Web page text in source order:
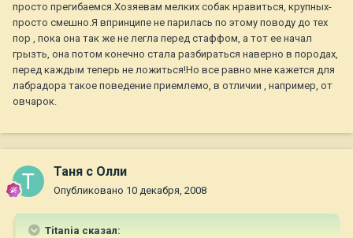
просто прегибаемся.Хозяевам мелких собак нравиться, крупных-
просто смешно.Я впринципе не парилась по этому поводу до тех
пор , пока она так же не легла перед стаффом, а тот ее начал
грызть, она потом конечно стала разбираться наверно в породах,
перед каждым теперь не ложиться!Но все равно мне кажется для
лабрадора такое поведение приемлемо, в отличии , например, от
овчарок.
Таня с Олли
Опубликовано 10 декабря, 2008
Titania сказал: